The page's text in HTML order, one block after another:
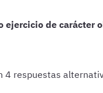
ejercicio de carácter
4 respuestas